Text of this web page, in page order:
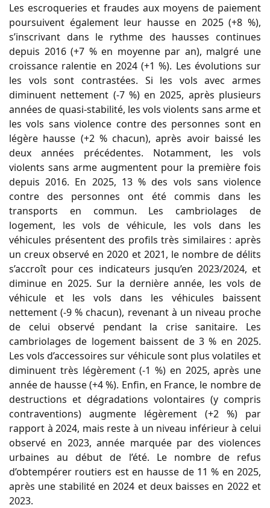
Les escroqueries et fraudes aux moyens de paiement
poursuivent également leur hausse en 2025 (+8 %),
s’inscrivant dans le rythme des hausses continues
depuis 2016 (+7 % en moyenne par an), malgré une
croissance ralentie en 2024 (+1 %). Les évolutions sur
les vols sont contrastées. Si les vols avec armes
diminuent nettement (‑7 %) en 2025, après plusieurs
années de quasi-stabilité, les vols violents sans arme et
les vols sans violence contre des personnes sont en
légère hausse (+2 % chacun), après avoir baissé les
deux années précédentes. Notamment, les vols
violents sans arme augmentent pour la première fois
depuis 2016. En 2025, 13 % des vols sans violence
contre des personnes ont été commis dans les
transports en commun. Les cambriolages de
logement, les vols de véhicule, les vols dans les
véhicules présentent des profils très similaires : après
un creux observé en 2020 et 2021, le nombre de délits
s’accroît pour ces indicateurs jusqu’en 2023/2024, et
diminue en 2025. Sur la dernière année, les vols de
véhicule et les vols dans les véhicules baissent
nettement (‑9 % chacun), revenant à un niveau proche
de celui observé pendant la crise sanitaire. Les
cambriolages de logement baissent de 3 % en 2025.
Les vols d’accessoires sur véhicule sont plus volatiles et
diminuent très légèrement (‑1 %) en 2025, après une
année de hausse (+4 %). Enfin, en France, le nombre de
destructions et dégradations volontaires (y compris
contraventions) augmente légèrement (+2 %) par
rapport à 2024, mais reste à un niveau inférieur à celui
observé en 2023, année marquée par des violences
urbaines au début de l’été. Le nombre de refus
d’obtempérer routiers est en hausse de 11 % en 2025,
après une stabilité en 2024 et deux baisses en 2022 et
2023.